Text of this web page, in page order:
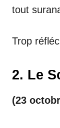
tout
Trop
2. Le
(23